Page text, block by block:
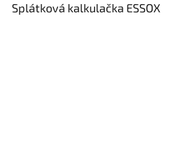
Splátková kalkulačka ESSOX